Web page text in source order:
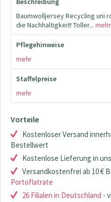
Baumwolljersey Recycling uni
die Nachhaltigkeit! Toller... mehr
Pflegehinweise
mehr
Staffelpreise
mehr
Vorteile
Kostenloser Versand
Bestellwert
Kostenlose Lieferung in
Versandkostenfrei ab 10 €
Portoflatrate
26 Filialen in Deutschland -